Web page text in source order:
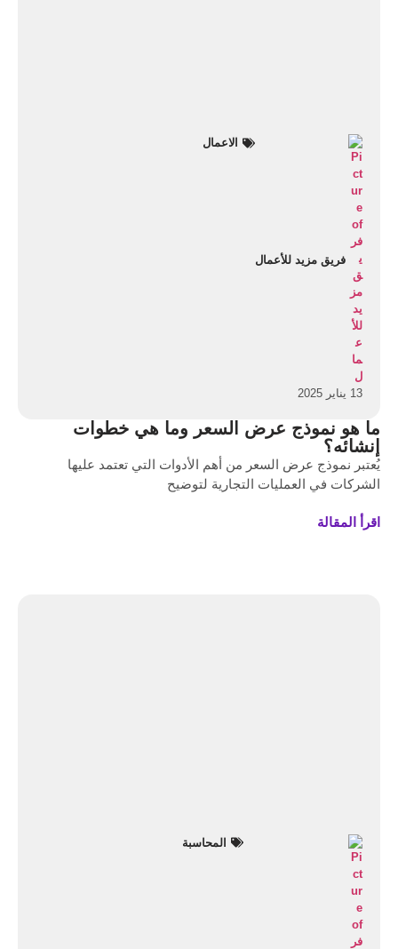
فريق مزيد للأعمال
الاعمال
13 يناير 2025
ما هو نموذج عرض السعر وما هي خطوات
إنشائه؟
يُعتبر نموذج عرض السعر من أهم الأدوات التي تعتمد عليها
الشركات في العمليات التجارية لتوضيح
اقرأ المقالة
المحاسبة